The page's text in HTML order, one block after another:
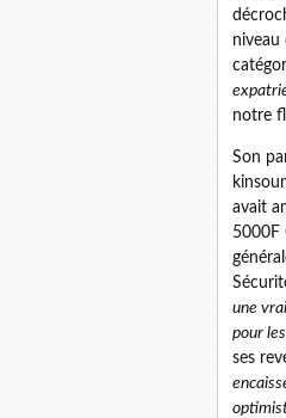
niveau
notre
Son
avait
5000F
une
pour
ses